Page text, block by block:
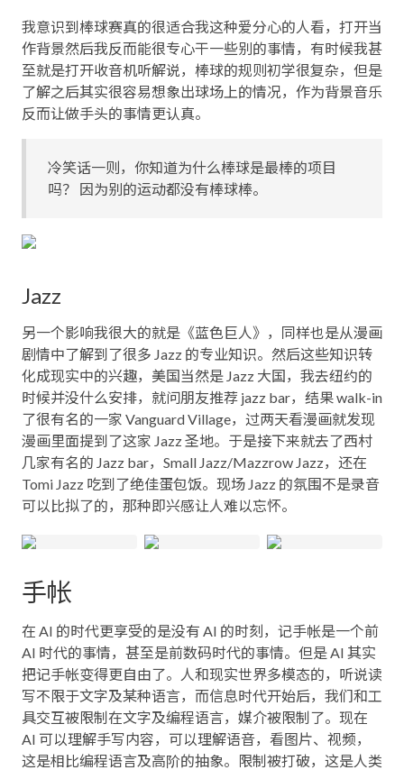
我意识到棒球赛真的很适合我这种爱分心的人看，打开当
作背景然后我反而能很专心干一些别的事情，有时候我甚
至就是打开收音机听解说，棒球的规则初学很复杂，但是
了解之后其实很容易想象出球场上的情况，作为背景音乐
反而让做手头的事情更认真。
冷笑话一则，你知道为什么棒球是最棒的项目
吗？ 因为别的运动都没有棒球棒。
Jazz
另一个影响我很大的就是《蓝色巨人》，同样也是从漫画
剧情中了解到了很多 Jazz 的专业知识。然后这些知识转
化成现实中的兴趣，美国当然是 Jazz 大国，我去纽约的
时候并没什么安排，就问朋友推荐 jazz bar，结果 walk-in
了很有名的一家 Vanguard Village，过两天看漫画就发现
漫画里面提到了这家 Jazz 圣地。于是接下来就去了西村
几家有名的 Jazz bar，Small Jazz/Mazzrow Jazz，还在
Tomi Jazz 吃到了绝佳蛋包饭。现场 Jazz 的氛围不是录音
可以比拟了的，那种即兴感让人难以忘怀。
手帐
在 AI 的时代更享受的是没有 AI 的时刻，记手帐是一个前
AI 时代的事情，甚至是前数码时代的事情。但是 AI 其实
把记手帐变得更自由了。人和现实世界多模态的，听说读
写不限于文字及某种语言，而信息时代开始后，我们和工
具交互被限制在文字及编程语言，媒介被限制了。现在
AI 可以理解手写内容，可以理解语音，看图片、视频，
这是相比编程语言及高阶的抽象。限制被打破，这是人类